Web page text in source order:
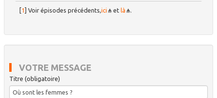
1 ]Voir épisodes précédents,ici et là .
VOTRE MESSAGE
Titre (obligatoire)